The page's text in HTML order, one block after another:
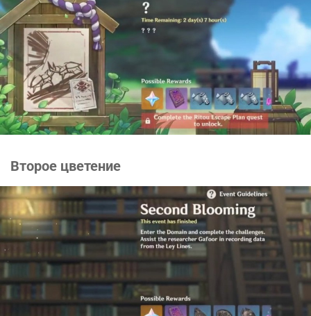
Второе цветение